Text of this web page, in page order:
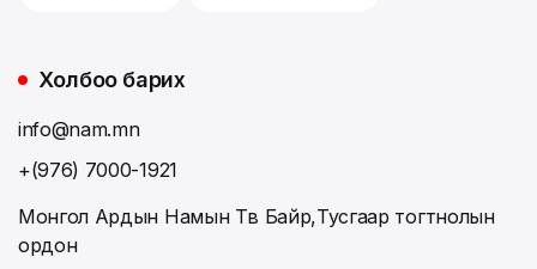
Холбоо барих
info@nam.mn
+(976) 7000-1921
Монгол Ардын Намын Төв Байр,Тусгаар тогтнолын
ордон